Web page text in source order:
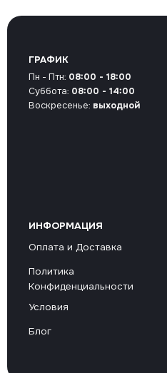
ИНФОРМАЦИЯ
Оплата и Доставка
Политика
Конфиденциальности
Условия
Блог
ГРАФИК
Пн - Птн: 08:00 - 18:00
Суббота: 08:00 - 14:00
Воскресенье: выходной